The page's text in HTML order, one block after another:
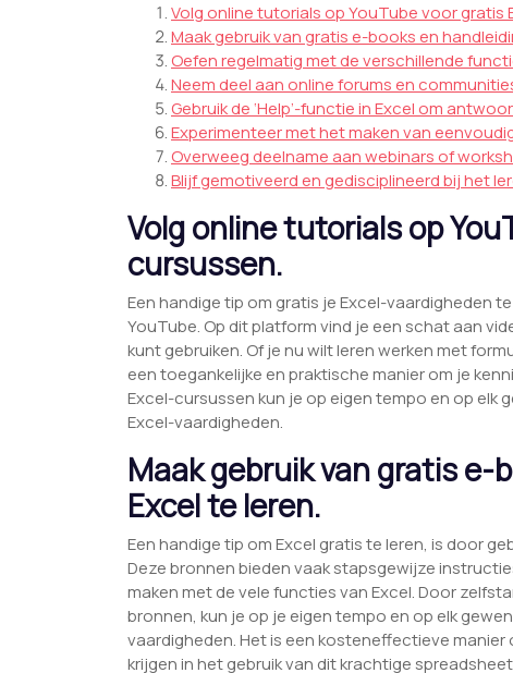
Volg online tutorials op YouTube voor gratis
Maak gebruik van gratis e-books en
Oefen regelmatig met de verschillende
Neem deel aan online forums en
Gebruik de ‘Help’-functie in Excel om
Experimenteer met het maken van
Overweeg deelname aan webinars of
Blijf gemotiveerd en gedisciplineerd bij het
Volg online tutorials op
cursussen.
Een handige tip om gratis je Excel-vaardigheden
YouTube. Op dit platform vind je een schat aan
kunt gebruiken. Of je nu wilt leren werken met
een toegankelijke en praktische manier om je
Excel-cursussen kun je op eigen tempo en op
Excel-vaardigheden.
Maak gebruik van gratis
Excel te leren.
Een handige tip om Excel gratis te leren, is door
Deze bronnen bieden vaak stapsgewijze
maken met de vele functies van Excel. Door
bronnen, kun je op je eigen tempo en op elk
vaardigheden. Het is een kosteneffectieve
krijgen in het gebruik van dit krachtige